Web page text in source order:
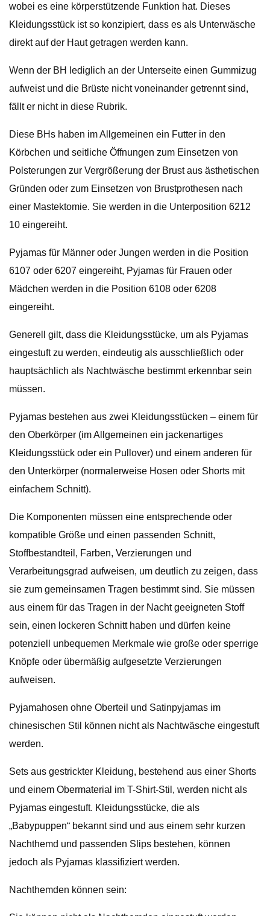
wobei es eine körperstützende Funktion hat. Dieses
Kleidungsstück ist so konzipiert, dass es als Unterwäsche
direkt auf der Haut getragen werden kann.
Wenn der BH lediglich an der Unterseite einen Gummizug
aufweist und die Brüste nicht voneinander getrennt sind,
fällt er nicht in diese Rubrik.
Diese BHs haben im Allgemeinen ein Futter in den
Körbchen und seitliche Öffnungen zum Einsetzen von
Polsterungen zur Vergrößerung der Brust aus ästhetischen
Gründen oder zum Einsetzen von Brustprothesen nach
einer Mastektomie. Sie werden in die Unterposition 6212
10 eingereiht.
Pyjamas für Männer oder Jungen werden in die Position
6107 oder 6207 eingereiht, Pyjamas für Frauen oder
Mädchen werden in die Position 6108 oder 6208
eingereiht.
Generell gilt, dass die Kleidungsstücke, um als Pyjamas
eingestuft zu werden, eindeutig als ausschließlich oder
hauptsächlich als Nachtwäsche bestimmt erkennbar sein
müssen.
Pyjamas bestehen aus zwei Kleidungsstücken – einem für
den Oberkörper (im Allgemeinen ein jackenartiges
Kleidungsstück oder ein Pullover) und einem anderen für
den Unterkörper (normalerweise Hosen oder Shorts mit
einfachem Schnitt).
Die Komponenten müssen eine entsprechende oder
kompatible Größe und einen passenden Schnitt,
Stoffbestandteil, Farben, Verzierungen und
Verarbeitungsgrad aufweisen, um deutlich zu zeigen, dass
sie zum gemeinsamen Tragen bestimmt sind. Sie müssen
aus einem für das Tragen in der Nacht geeigneten Stoff
sein, einen lockeren Schnitt haben und dürfen keine
potenziell unbequemen Merkmale wie große oder sperrige
Knöpfe oder übermäßig aufgesetzte Verzierungen
aufweisen.
Pyjamahosen ohne Oberteil und Satinpyjamas im
chinesischen Stil können nicht als Nachtwäsche eingestuft
werden.
Sets aus gestrickter Kleidung, bestehend aus einer Shorts
und einem Obermaterial im T-Shirt-Stil, werden nicht als
Pyjamas eingestuft. Kleidungsstücke, die als
„Babypuppen“ bekannt sind und aus einem sehr kurzen
Nachthemd und passenden Slips bestehen, können
jedoch als Pyjamas klassifiziert werden.
Nachthemden können sein: